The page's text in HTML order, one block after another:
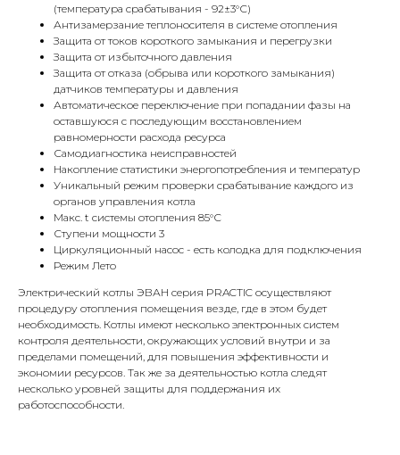
(температура срабатывания - 92±3°С)
Антизамерзание теплоносителя в системе отопления
Защита от токов короткого замыкания и перегрузки
Защита от избыточного давления
Защита от отказа (обрыва или короткого замыкания)
датчиков температуры и давления
Автоматическое переключение при попадании фазы на
оставшуюся с последующим восстановлением
равномерности расхода ресурса
Самодиагностика неисправностей
Накопление статистики энергопотребления и температур
Уникальный режим проверки срабатывание каждого из
органов управления котла
Макс. t системы отопления 85°С
Ступени мощности 3
Циркуляционный насос - есть колодка для подключения
Режим Лето
Электрический котлы ЭВАН серия PRACTIC осуществляют
процедуру отопления помещения везде, где в этом будет
необходимость. Котлы имеют несколько электронных систем
контроля деятельности, окружающих условий внутри и за
пределами помещений, для повышения эффективности и
экономии ресурсов. Так же за деятельностью котла следят
несколько уровней защиты для поддержания их
работоспособности.
Адрес
Г.Москва Волоколамское шоссе,
71/22к2
Пн-вс с 9:00 до 18:00
Телефон
8 495 233-79-79
Почта
iceicemarket@yandex.ru
8 985 233-79-79
КОНТАКТЫ